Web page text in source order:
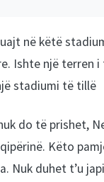
në këtë
Ishte një terren
stadiumi të tillë
do të prishet,
Këto
Nuk duhet t’u